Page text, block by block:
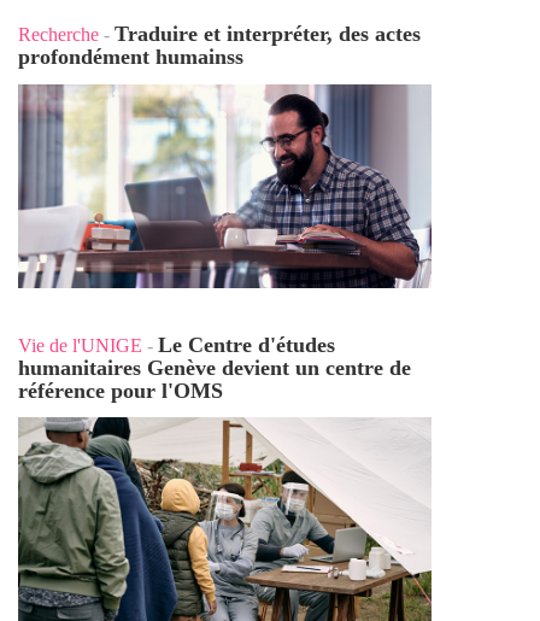
Recherche - Traduire et interpréter, des actes
profondément humainss
Vie de l'UNIGE - Le Centre d'études
humanitaires Genève devient un centre de
référence pour l'OMS